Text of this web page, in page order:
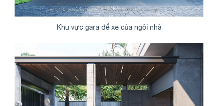
Khu vực gara để xe của ngôi nhà